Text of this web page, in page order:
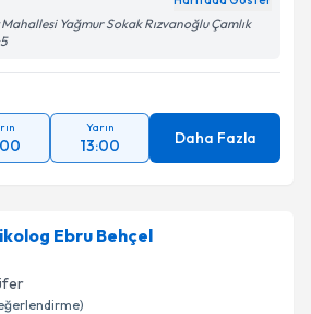
Yağmur Sokak Rızvanoğlu Çamlık
Yarın
13:00 Daha Fazla
Ebru Behçel